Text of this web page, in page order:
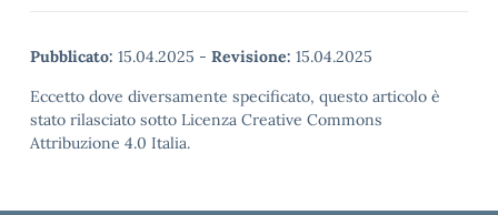
Pubblicato: 15.04.2025 - Revisione: 15.04.2025
Eccetto dove diversamente specificato, questo articolo è
stato rilasciato sotto Licenza Creative Commons
Attribuzione 4.0 Italia.